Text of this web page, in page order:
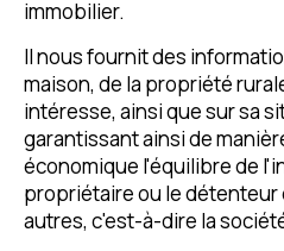
immobilier.
Il nous fournit des
maison, de la propriété
intéresse, ainsi que sur sa
garantissant ainsi de
économique l'équilibre de
propriétaire ou le détenteur
autres, c'est-à-dire la